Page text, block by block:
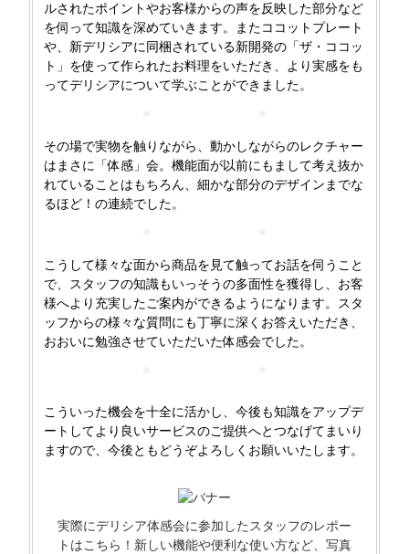
ルされたポイントやお客様からの声を反映した部分など
を伺って知識を深めていきます。またココットプレート
や、新デリシアに同梱されている新開発の「ザ・ココッ
ト」を使って作られたお料理をいただき、より実感をも
ってデリシアについて学ぶことができました。
その場で実物を触りながら、動かしながらのレクチャー
はまさに「体感」会。機能面が以前にもまして考え抜か
れていることはもちろん、細かな部分のデザインまでな
るほど！の連続でした。
こうして様々な面から商品を見て触ってお話を伺うこと
で、スタッフの知識もいっそうの多面性を獲得し、お客
様へより充実したご案内ができるようになります。スタ
ッフからの様々な質問にも丁寧に深くお答えいただき、
おおいに勉強させていただいた体感会でした。
こういった機会を十全に活かし、今後も知識をアップデ
ートしてより良いサービスのご提供へとつなげてまいり
ますので、今後ともどうぞよろしくお願いいたします。
実際にデリシア体感会に参加したスタッフのレポー
トはこちら！新しい機能や便利な使い方など、写真